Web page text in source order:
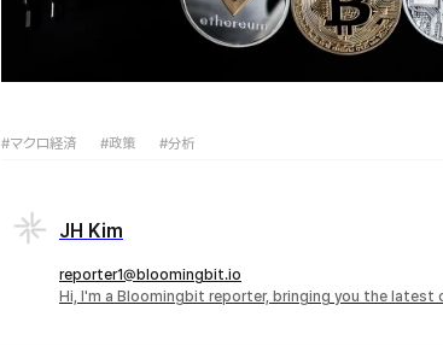
#マクロ経済 #政策 #分析
JH Kim
reporter1@bloomingbit.io
Hi, I'm a Bloomingbit reporter, bringing you the latest